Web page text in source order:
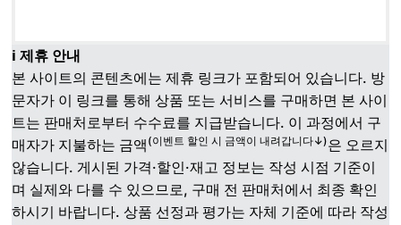
ℹ️ 제휴 안내
본 사이트의 콘텐츠에는 제휴 링크가 포함되어 있습니다. 방
문자가 이 링크를 통해 상품 또는 서비스를 구매하면 본 사이
트는 판매처로부터 수수료를 지급받습니다. 이 과정에서 구
매자가 지불하는 금액 (이벤트 할인 시 금액이 내려갑니다↓)은 오르지
않습니다. 게시된 가격·할인·재고 정보는 작성 시점 기준이
며 실제와 다를 수 있으므로, 구매 전 판매처에서 최종 확인
하시기 바랍니다. 상품 선정과 평가는 자체 기준에 따라 작성